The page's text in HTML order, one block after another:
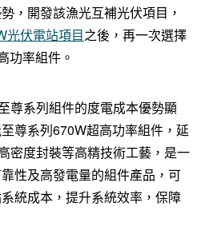
，開發該漁光互補光伏項目，
光伏電站項目之後，再一次選擇
功率組件。
尊系列組件的度電成本優勢顯
尊系列670W超高功率組件，延
密度封裝等高精技術工藝，是一
性及高發電量的組件產品，可
統成本，提升系統效率，保障